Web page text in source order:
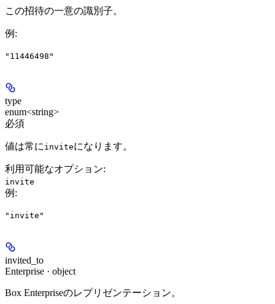
この招待の一意の識別子。
例 :
"11446498"
type
enum<string>
必須
値は常に inviteになります。
利用可能なオプション:
invite
例 :
"invite"
invited_to
Enterprise · object
Box Enterpriseのレプリゼンテーション。